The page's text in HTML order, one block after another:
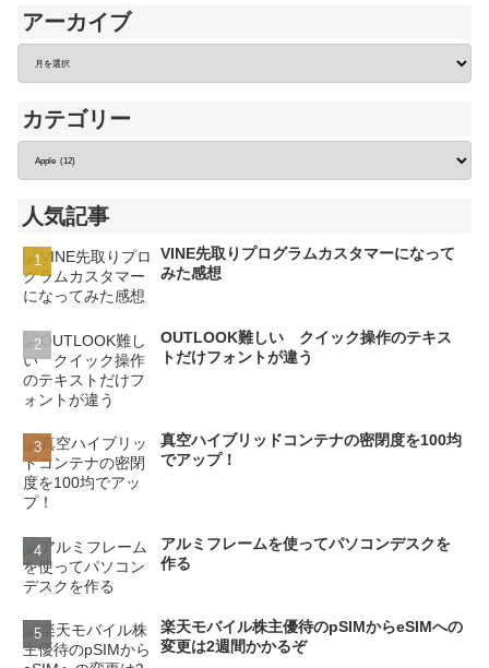
アーカイブ
カテゴリー
人気記事
VINE先取りプログラムカスタマーになって
みた感想
OUTLOOK難しい クイック操作のテキス
トだけフォントが違う
真空ハイブリッドコンテナの密閉度を100均
でアップ！
アルミフレームを使ってパソコンデスクを
作る
楽天モバイル株主優待のpSIMからeSIMへの
変更は2週間かかるぞ